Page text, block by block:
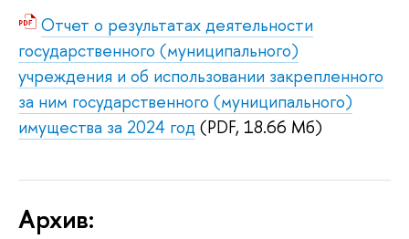
Отчет о результатах деятельности
государственного (муниципального)
учреждения и об использовании закрепленного
за ним государственного (муниципального)
имущества за 2024 год (PDF, 18.66 Мб)
Архив: